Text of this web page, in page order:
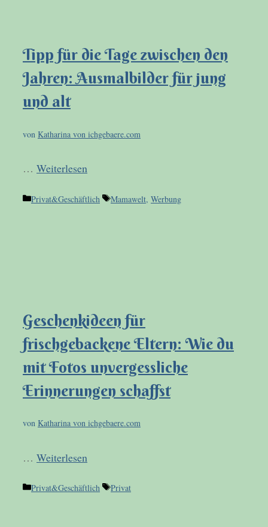
Tipp für die Tage zwischen den
Jahren: Ausmalbilder für jung
und alt
von Katharina von ichgebaere.com
… Weiterlesen
Kategorien
Privat&Geschäftlich Schlagwörter
Mamawelt, Werbung
Geschenkideen für
frischgebackene Eltern: Wie du
mit Fotos unvergessliche
Erinnerungen schaffst
von Katharina von ichgebaere.com
… Weiterlesen
Kategorien
Privat&Geschäftlich Schlagwörter
Privat